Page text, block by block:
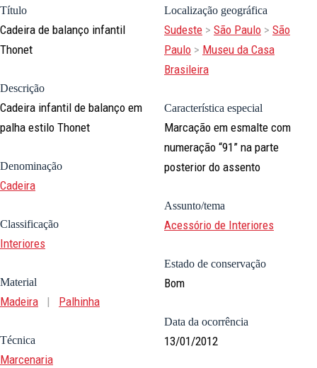
Título
Cadeira de balanço infantil
Thonet
Descrição
Cadeira infantil de balanço em
palha estilo Thonet
Denominação
Cadeira
Classificação
Interiores
Material
Madeira | Palhinha
Técnica
Marcenaria
Localização geográfica
Sudeste > São Paulo > São
Paulo > Museu da Casa
Brasileira
Característica especial
Marcação em esmalte com
numeração “91” na parte
posterior do assento
Assunto/tema
Acessório de Interiores
Estado de conservação
Bom
Data da ocorrência
13/01/2012